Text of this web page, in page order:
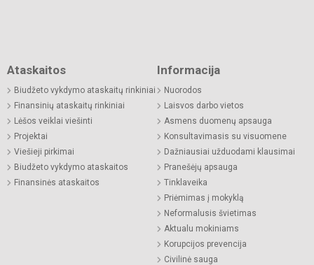
Ataskaitos
Biudžeto vykdymo ataskaitų rinkiniai
Finansinių ataskaitų rinkiniai
Lėšos veiklai viešinti
Projektai
Viešieji pirkimai
Biudžeto vykdymo ataskaitos
Finansinės ataskaitos
Informacija
Nuorodos
Laisvos darbo vietos
Asmens duomenų apsauga
Konsultavimasis su visuomene
Dažniausiai užduodami klausimai
Pranešėjų apsauga
Tinklaveika
Priėmimas į mokyklą
Neformalusis švietimas
Aktualu mokiniams
Korupcijos prevencija
Civilinė sauga